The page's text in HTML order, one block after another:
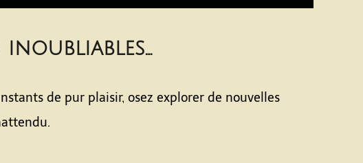
de pur plaisir, osez explorer de nouvelles